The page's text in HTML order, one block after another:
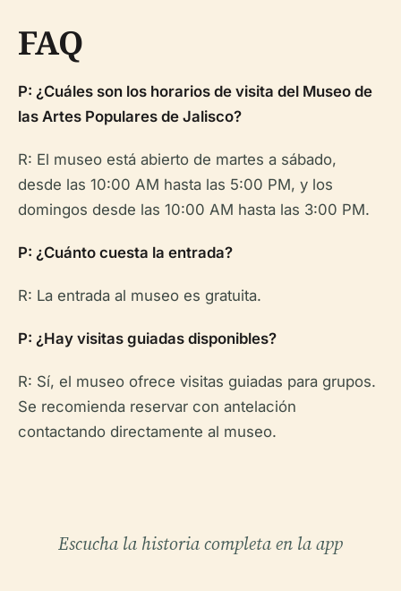
FAQ
P: ¿Cuáles son los horarios de visita del Museo de
las Artes Populares de Jalisco?
R: El museo está abierto de martes a sábado,
desde las 10:00 AM hasta las 5:00 PM, y los
domingos desde las 10:00 AM hasta las 3:00 PM.
P: ¿Cuánto cuesta la entrada?
R: La entrada al museo es gratuita.
P: ¿Hay visitas guiadas disponibles?
R: Sí, el museo ofrece visitas guiadas para grupos.
Se recomienda reservar con antelación
contactando directamente al museo.
Escucha la historia completa en la app